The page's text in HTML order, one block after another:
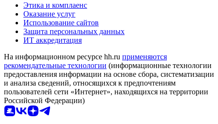
Этика и комплаенс
Оказание услуг
Использование сайтов
Защита персональных данных
ИТ аккредитация
На информационном ресурсе hh.ru применяются
рекомендательные технологии (информационные технологии
предоставления информации на основе сбора, систематизации
и анализа сведений, относящихся к предпочтениям
пользователей сети «Интернет», находящихся на территории
Российской Федерации)